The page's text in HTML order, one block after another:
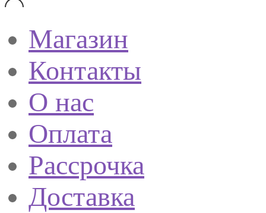
Магазин
Контакты
О нас
Оплата
Рассрочка
Доставка